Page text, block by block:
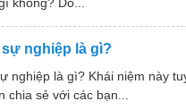
nghiệp là gì?
nghiệp là gì? Khái niệm này
sẻ với các bạn...